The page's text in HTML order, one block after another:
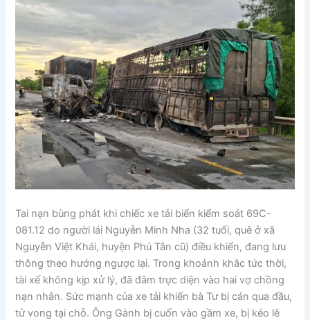
Tai nạn bùng phát khi chiếc xe tải biển kiểm soát 69C-
081.12 do người lái Nguyễn Minh Nha (32 tuổi, quê ở xã
Nguyễn Việt Khái, huyện Phú Tân cũ) điều khiển, đang lưu
thông theo hướng ngược lại. Trong khoảnh khắc tức thời,
tài xế không kịp xử lý, đã đâm trực diện vào hai vợ chồng
nạn nhân. Sức mạnh của xe tải khiến bà Tư bị cán qua đầu,
tử vong tại chỗ. Ông Gành bị cuốn vào gầm xe, bị kéo lê